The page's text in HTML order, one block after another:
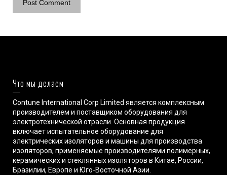
Что мы делаем
Contune International Corp Limited является комплексным
производителем и поставщиком оборудования для
электротехнической отрасли. Основная продукция
включает испытательное оборудование для
электрических изоляторов и машины для производства
изоляторов, применяемые производителями полимерных,
керамических и стеклянных изоляторов в Китае, России,
Бразилии, Европе и Юго-Восточной Азии.